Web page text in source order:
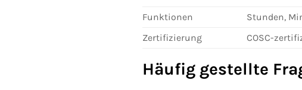
Funktionen
Stunden,
Zertifizierung
COSC-
Häufig gestellte